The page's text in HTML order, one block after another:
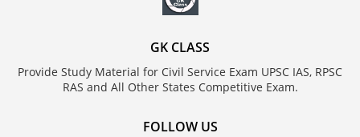
GK CLASS
Provide Study Material for Civil Service Exam UPSC IAS, RPSC
RAS and All Other States Competitive Exam.
FOLLOW US